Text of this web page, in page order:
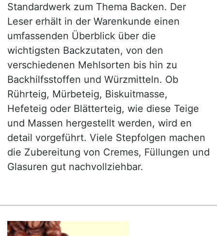
Standardwerk zum Thema Backen. Der
Leser erhält in der Warenkunde einen
umfassenden Überblick über die
wichtigsten Backzutaten, von den
verschiedenen Mehlsorten bis hin zu
Backhilfsstoffen und Würzmitteln. Ob
Rührteig, Mürbeteig, Biskuitmasse,
Hefeteig oder Blätterteig, wie diese Teige
und Massen hergestellt werden, wird en
detail vorgeführt. Viele Stepfolgen machen
die Zubereitung von Cremes, Füllungen und
Glasuren gut nachvollziehbar.